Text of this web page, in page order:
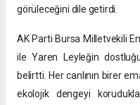
görüleceğini dile getirdi.
AK Parti Bursa Milletvekili
ile Yaren Leyleğin
belirtti. Her canlının birer
ekolojik dengeyi